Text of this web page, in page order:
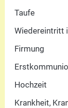
Taufe
Wiedereintritt
Firmung
Hochzeit
Krankheit,